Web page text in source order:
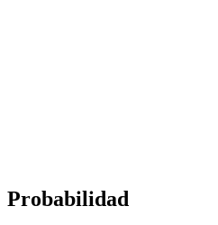
Probabilidad